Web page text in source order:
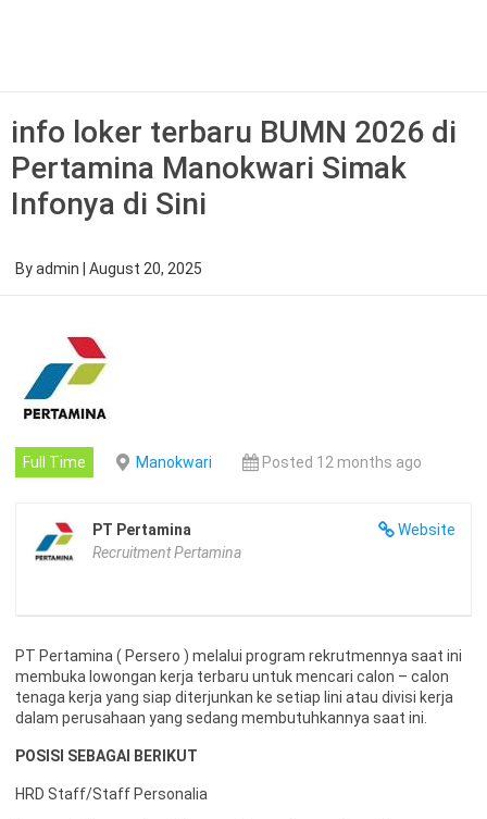
info loker terbaru BUMN 2026 di
Pertamina Manokwari Simak
Infonya di Sini
Byadmin August 20, 2025
Full Time Manokwari Posted 12 months ago
Website
PT Pertamina
Recruitment Pertamina
PT Pertamina ( Persero ) melalui program rekrutmennya saat ini
membuka lowongan kerja terbaru untuk mencari calon – calon
tenaga kerja yang siap diterjunkan ke setiap lini atau divisi kerja
dalam perusahaan yang sedang membutuhkannya saat ini.
POSISI SEBAGAI BERIKUT
HRD Staff/Staff Personalia